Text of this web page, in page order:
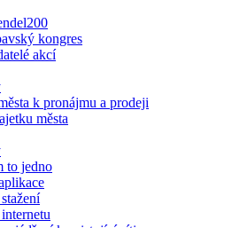
kongres
akcí
k pronájmu a prodeji
města
to jedno